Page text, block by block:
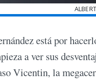
está por
a ver sus
Vicentin, la